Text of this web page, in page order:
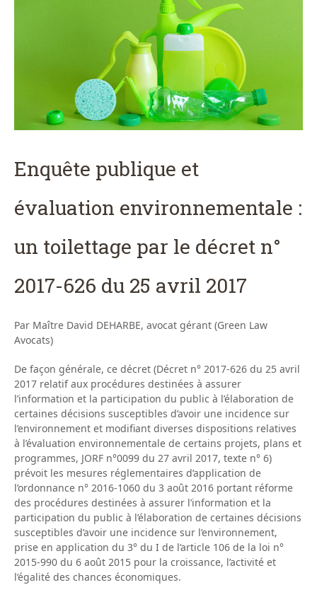
Enquête publique et
évaluation environnementale :
un toilettage par le décret n°
2017-626 du 25 avril 2017
Par Maître David DEHARBE, avocat gérant (Green Law
Avocats)
De façon générale, ce décret (Décret n° 2017-626 du 25 avril
2017 relatif aux procédures destinées à assurer
l’information et la participation du public à l’élaboration de
certaines décisions susceptibles d’avoir une incidence sur
l’environnement et modifiant diverses dispositions relatives
à l’évaluation environnementale de certains projets, plans et
programmes, JORF n°0099 du 27 avril 2017, texte n° 6)
prévoit les mesures réglementaires d’application de
l’ordonnance n° 2016-1060 du 3 août 2016 portant réforme
des procédures destinées à assurer l’information et la
participation du public à l’élaboration de certaines décisions
susceptibles d’avoir une incidence sur l’environnement,
prise en application du 3° du I de l’article 106 de la loi n°
2015-990 du 6 août 2015 pour la croissance, l’activité et
l’égalité des chances économiques.